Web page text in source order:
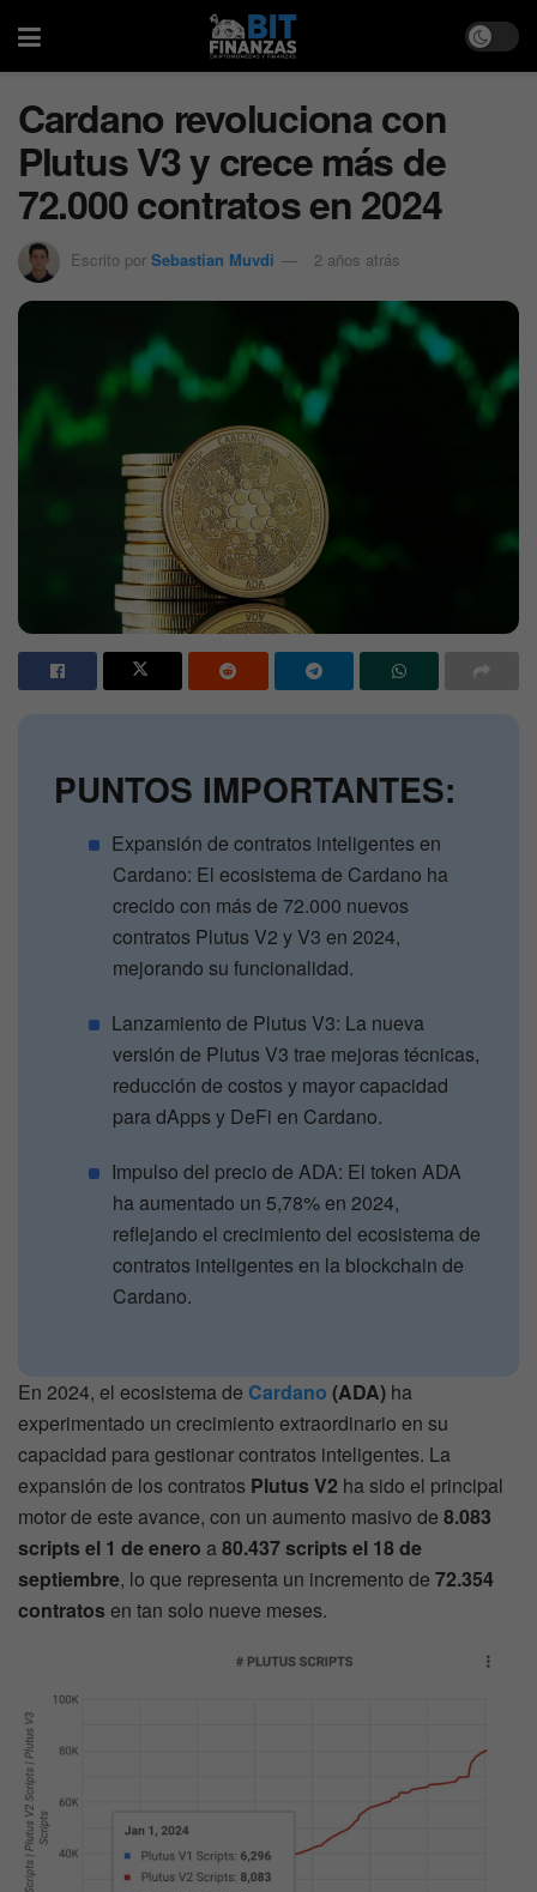
Cardano revoluciona con
Plutus V3 y crece más de
72.000 contratos en 2024
Escrito por Sebastian Muvdi 2 años atrás
PUNTOS IMPORTANTES:
Expansión de contratos inteligentes en
Cardano: El ecosistema de Cardano ha
crecido con más de 72.000 nuevos
contratos Plutus V2 y V3 en 2024,
mejorando su funcionalidad.
Lanzamiento de Plutus V3: La nueva
versión de Plutus V3 trae mejoras técnicas,
reducción de costos y mayor capacidad
para dApps y DeFi en Cardano.
Impulso del precio de ADA: El token ADA
ha aumentado un 5,78% en 2024,
reflejando el crecimiento del ecosistema de
contratos inteligentes en la blockchain de
Cardano.
En 2024, el ecosistema de Cardano (ADA) ha
experimentado un crecimiento extraordinario en su
capacidad para gestionar contratos inteligentes. La
expansión de los contratos Plutus V2 ha sido el principal
motor de este avance, con un aumento masivo de 8.083
scripts el 1 de enero a80.437 scripts el 18 de
septiembre, lo que representa un incremento de 72.354
contratos en tan solo nueve meses.